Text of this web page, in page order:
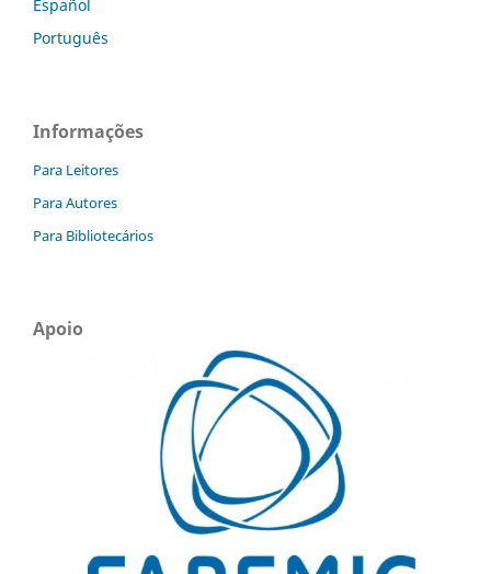
Español
Português
Informações
Para Leitores
Para Autores
Para Bibliotecários
Apoio